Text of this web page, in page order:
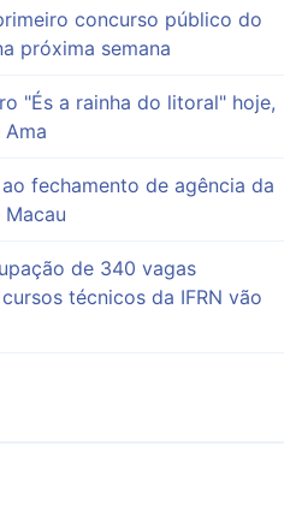
concurso público do
próxima semana
"És a rainha do litoral" hoje,
fechamento de agência da
Macau
de 340 vagas
técnicos da IFRN vão